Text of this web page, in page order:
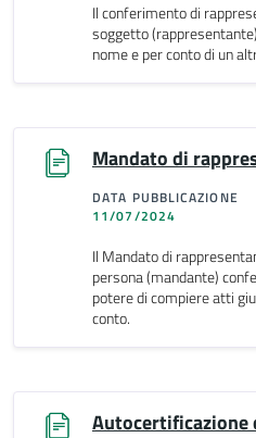
Il conferimento di
soggetto
nome e per conto di un
Mandato di
DATA PUBBLICAZIONE
11/07/2024
Il Mandato di
persona (mandante)
potere di compiere atti
conto.
Autocertificazione